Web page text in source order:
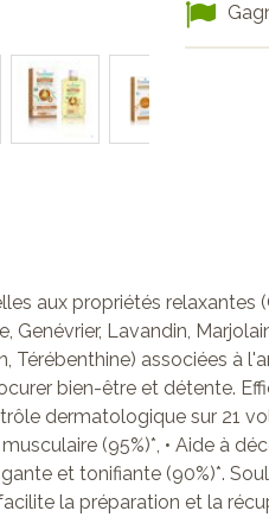
aux propriétés
Genévrier, Lavandin,
Térébenthine) associées à
bien-être et détente.
dermatologique sur 21
(95%)*, • Aide à
et tonifiante (90%)*.
la préparation et la